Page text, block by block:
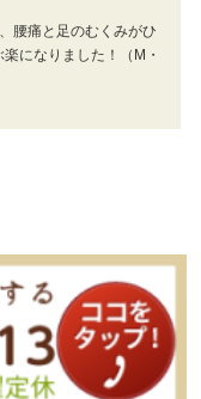
腰痛と足のむくみがひ
になりました！（M・